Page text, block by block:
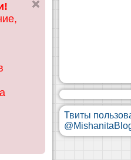
ск
Твиты